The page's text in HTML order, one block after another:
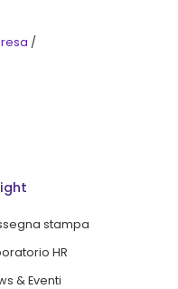
/
stampa
HR
& Eventi